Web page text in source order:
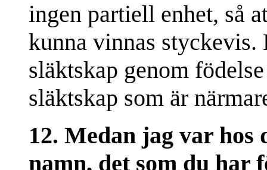
ingen partiell enhet, så
kunna vinnas styckevis.
släktskap genom
släktskap som är
12. Medan jag var hos
namn, det som du har